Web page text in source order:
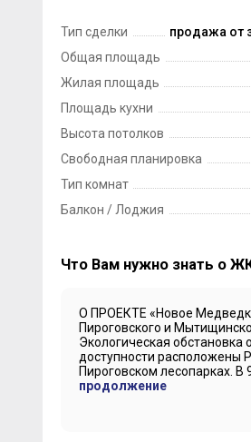
Тип сделки
продажа от
Общая площадь
Жилая площадь
Площадь кухни
Высота потолков
Свободная планировка
Тип комнат
Балкон / Лоджия
Что Вам нужно знать о
О ПРОЕКТЕ «Новое
Пироговского и
Экологическая
доступности расположены
Пироговском лесопарках. В
продолжение